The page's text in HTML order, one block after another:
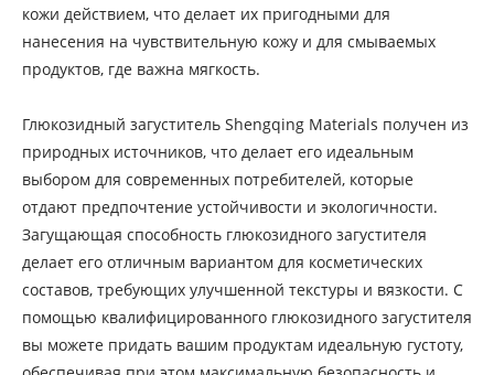
кожи действием, что делает их пригодными для
нанесения на чувствительную кожу и для смываемых
продуктов, где важна мягкость.
Глюкозидный загуститель Shengqing Materials получен из
природных источников, что делает его идеальным
выбором для современных потребителей, которые
отдают предпочтение устойчивости и экологичности.
Загущающая способность глюкозидного загустителя
делает его отличным вариантом для косметических
составов, требующих улучшенной текстуры и вязкости. С
помощью квалифицированного глюкозидного загустителя
вы можете придать вашим продуктам идеальную густоту,